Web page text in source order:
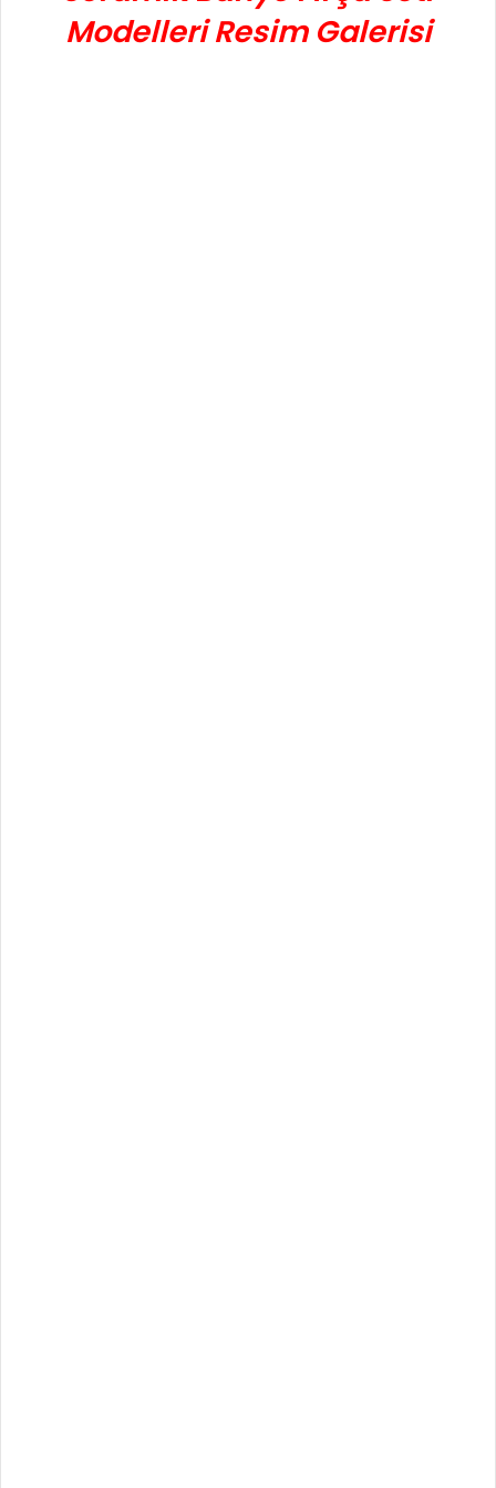
Modelleri Resim Galerisi